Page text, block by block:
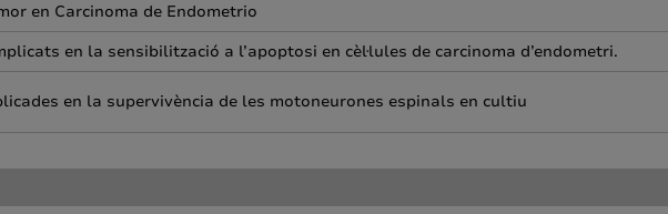
en Carcinoma de Endometrio
en la sensibilització a l’apoptosi en cèl·lules de carcinoma d’endometri.
en la supervivència de les motoneurones espinals en cultiu